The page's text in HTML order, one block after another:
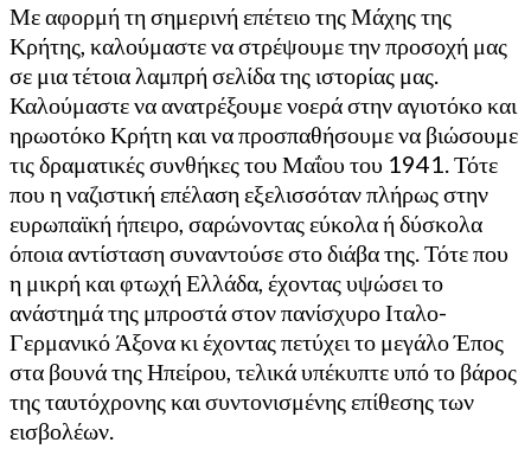
Με αφορμή τη σημερινή επέτειο της Μάχης της
Κρήτης, καλούμαστε να στρέψουμε την προσοχή μας
σε μια τέτοια λαμπρή σελίδα της ιστορίας μας.
Καλούμαστε να ανατρέξουμε νοερά στην αγιοτόκο και
ηρωοτόκο Κρήτη και να προσπαθήσουμε να βιώσουμε
τις δραματικές συνθήκες του Μαΐου του 1941. Τότε
που η ναζιστική επέλαση εξελισσόταν πλήρως στην
ευρωπαϊκή ήπειρο, σαρώνοντας εύκολα ή δύσκολα
όποια αντίσταση συναντούσε στο διάβα της. Τότε που
η μικρή και φτωχή Ελλάδα, έχοντας υψώσει το
ανάστημά της μπροστά στον πανίσχυρο Ιταλο-
Γερμανικό Άξονα κι έχοντας πετύχει το μεγάλο Έπος
στα βουνά της Ηπείρου, τελικά υπέκυπτε υπό το βάρος
της ταυτόχρονης και συντονισμένης επίθεσης των
εισβολέων.